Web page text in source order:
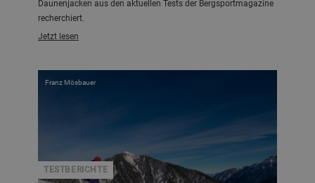
Daunenjacken aus den aktuellen Tests der Bergsportmagazine
recherchiert.
Jetzt lesen
TESTBERICHTE
Franz Mösbauer